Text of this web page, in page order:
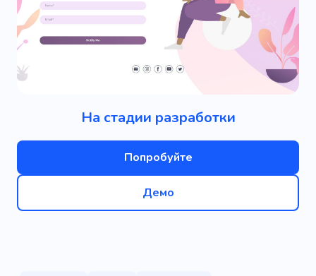
На стадии разработки
Попробуйте
Демо